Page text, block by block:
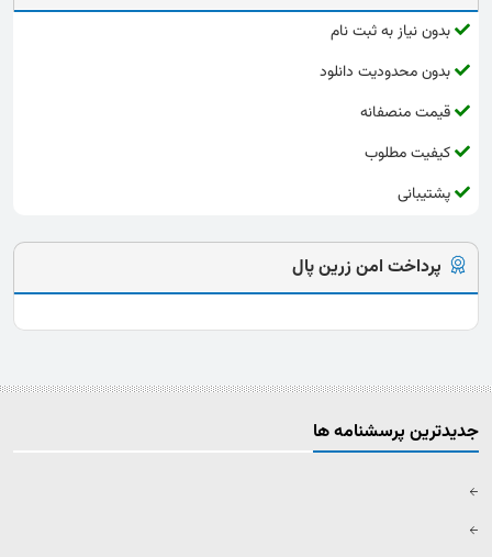
بدون نیاز به ثبت نام
بدون محدودیت دانلود
قیمت منصفانه
کیفیت مطلوب
پشتیبانی
پرداخت امن زرین پال
جدیدترین پرسشنامه ها